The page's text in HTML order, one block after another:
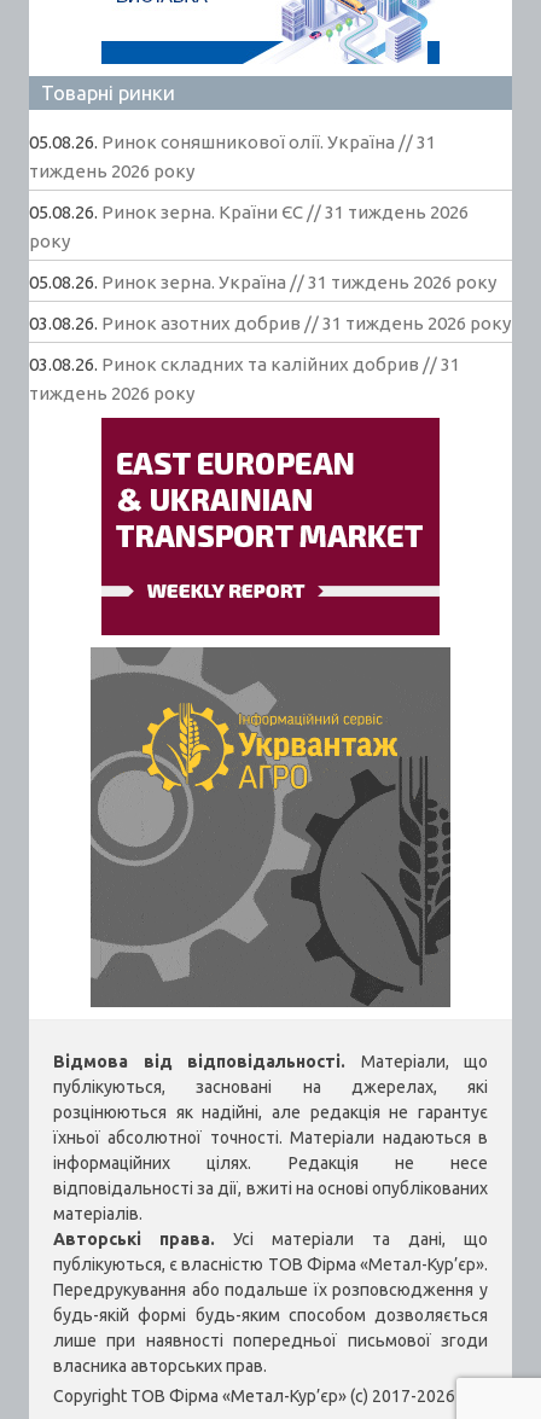
Товарні ринки
05.08.26. Ринок соняшникової олії. Україна // 31
тиждень 2026 року
05.08.26. Ринок зерна. Країни ЄС // 31 тиждень 2026
року
05.08.26. Ринок зерна. Україна // 31 тиждень 2026 року
03.08.26. Ринок азотних добрив // 31 тиждень 2026 року
03.08.26. Ринок складних та калійних добрив // 31
тиждень 2026 року
Відмова від відповідальності. Матеріали, що
публікуються, засновані на джерелах, які
розцінюються як надійні, але редакція не гарантує
їхньої абсолютної точності. Матеріали надаються в
інформаційних цілях. Редакція не несе
відповідальності за дії, вжиті на основі опублікованих
матеріалів.
Авторські права. Усі матеріали та дані, що
публікуються, є власністю ТОВ Фірма «Метал-Кур’єр».
Передрукування або подальше їх розповсюдження у
будь-якій формі будь-яким способом дозволяється
лише при наявності попередньої письмової згоди
власника авторських прав.
Copyright ТОВ Фірма «Метал-Кур’єр» (c) 2017-2026